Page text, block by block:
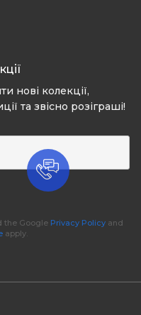
нові колекції,
та звісно розіграші!
the Google Privacy Policy and
apply.